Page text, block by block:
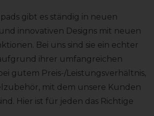
gibt es ständig in neuen
innovativen Designs mit neuen
Bei uns sind sie ein echter
ihrer umfangreichen
gutem Preis-/Leistungsverhältnis,
mit dem unsere Kunden
Hier ist für jeden das Richtige